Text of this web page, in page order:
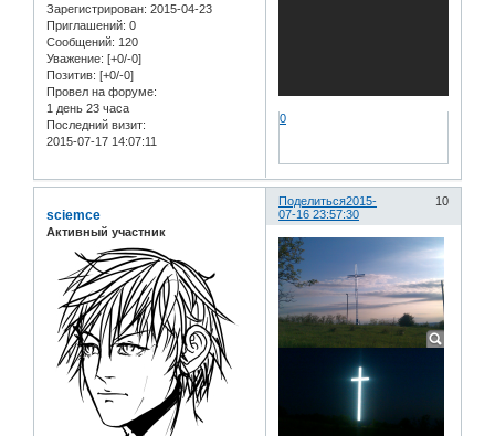
Зарегистрирован: 2015-04-23
Приглашений: 0
Сообщений: 120
Уважение: [+0/-0]
Позитив: [+0/-0]
Провел на форуме:
1 день 23 часа
Последний визит:
2015-07-17 14:07:11
0
Поделиться 10
2015-
07-16 23:57:30
sciemce
Активный участник